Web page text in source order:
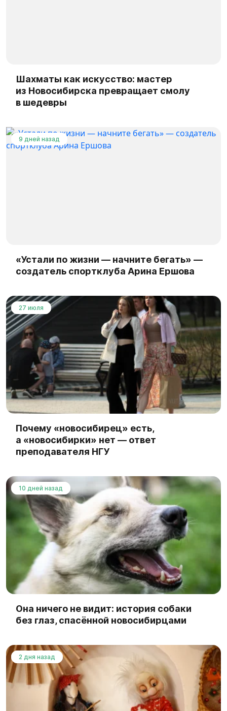
Шахматы как искусство: мастер
из Новосибирска превращает смолу
в шедевры
9 дней назад
«Устали по жизни — начните бегать» —
создатель спортклуба Арина Ершова
27 июля
Почему «новосибирец» есть,
а «новосибирки» нет — ответ
преподавателя НГУ
10 дней назад
Она ничего не видит: история собаки
без глаз, спасённой новосибирцами
2 дня назад